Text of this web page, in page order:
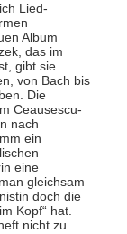
Lied-
Album
das im
gibt sie
von Bach bis
Die
Ceausescu-
nach
ein
eine
gleichsam
doch die
Kopf“ hat.
nicht zu